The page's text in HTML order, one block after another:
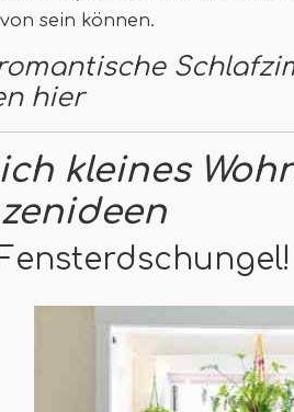
sein können.
hier
kleines